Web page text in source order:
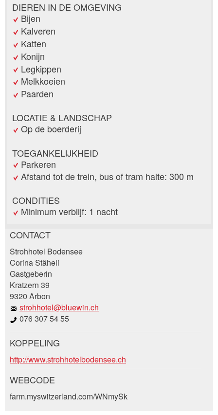
DIEREN IN DE OMGEVING
Bijen
Kalveren
Katten
Konijn
Legkippen
Melkkoeien
Paarden
LOCATIE & LANDSCHAP
Op de boerderij
TOEGANKELIJKHEID
Parkeren
Afstand tot de trein, bus of tram halte: 300 m
CONDITIES
Minimum verblijf: 1 nacht
Post afkeuren
Uw feedback wordt zeer gewaardeerd!
Algemene feedback
Vermelding niet langer geldig
Onvolledige vermelding
Beveel deze advertentie aan bij vrienden.
* Invoer vereist
CONTACT
Strohhotel Bodensee
Corina Stäheli
Gastgeberin
Kratzern 39
9320 Arbon
strohhotel@bluewin.ch
076 307 54 55
Boekingsaanvraag
Aankomst *
KOPPELING
http://www.strohhotelbodensee.ch
WEBCODE
farm.myswitzerland.com/WNmySk